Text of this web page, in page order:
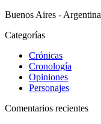
Buenos Aires - Argentina
Categorías
Crónicas
Cronología
Opiniones
Personajes
Comentarios recientes